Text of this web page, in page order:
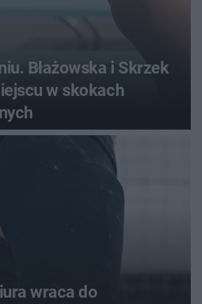
Błażowska i Skrzek
w skokach
wraca do